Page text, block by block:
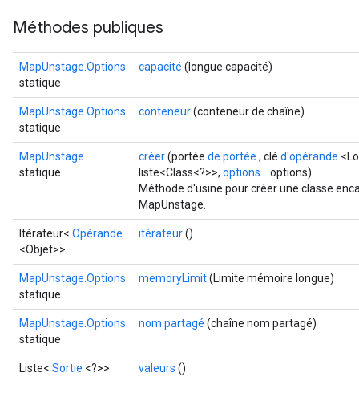
Méthodes publiques
MapUnstage.Options
statique
capacité (longue capacité)
MapUnstage.Options
statique
conteneur(conteneur de chaîne)
MapUnstage
statique
créer(portée de portée , clé d'opérande
liste<Class<?>>, options...
options)
Méthode d'usine pour créer une classe
MapUnstage.
Itérateur< Opérande
<Objet>>
itérateur()
MapUnstage.Options
statique
memoryLimit(Limite mémoire longue)
MapUnstage.Options
statique
nom partagé (chaîne nom partagé)
Liste< Sortie <?>> valeurs ()